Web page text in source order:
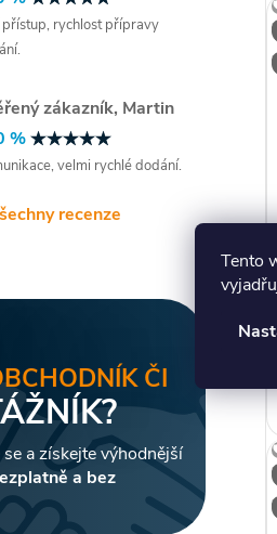
Tento
přístup, rychlost přípravy
zákazník, Martin
%
velmi rychlé dodání.
recenze
ČI
a získejte výhodnější
a bez